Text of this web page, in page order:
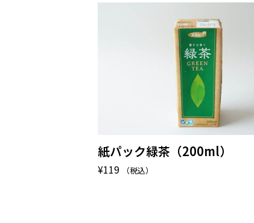
紙パック緑茶（200ml）
¥119 （税込）